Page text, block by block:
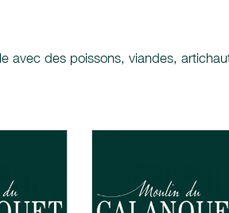
avec des poissons, viandes,